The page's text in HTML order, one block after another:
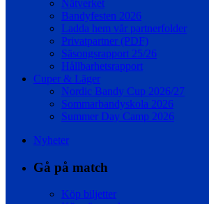
Nätverket
Bandyfesten 2026
Ladda hem vår partnerfolder
Privatpartner (PDF)
Säsongsrapport 25/26
Hållbarhetsrapport
Cuper & Läger
Nordic Bandy Cup 2026/27
Sommarbandyskola 2026
Summer Day Camp 2026
Nyheter
Gå på match
Köp biljetter